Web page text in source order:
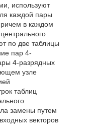
используют
каждой пары
в каждом
по две таблицы
пар 4-
4-разрядных
узле
таблиц
замены путем
векторов